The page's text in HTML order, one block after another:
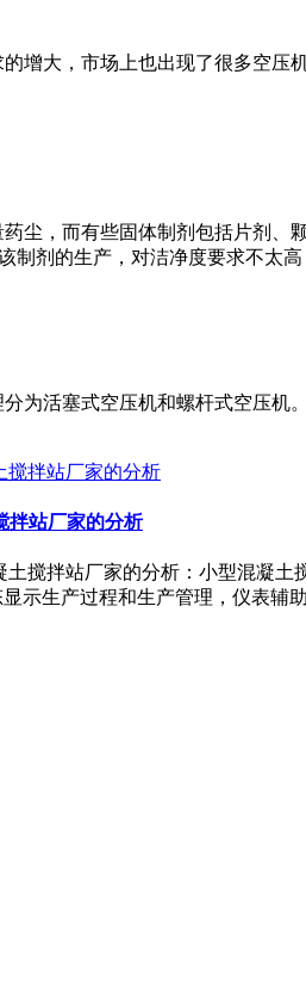
增大，市场上也出现了很多空压
尘，而有些固体制剂包括片剂
剂的生产，对洁净度要求不太
为活塞式空压机和螺杆式空压机
拌站厂家的分析
搅拌站厂家的分析：小型混凝
示生产过程和生产管理，仪表辅